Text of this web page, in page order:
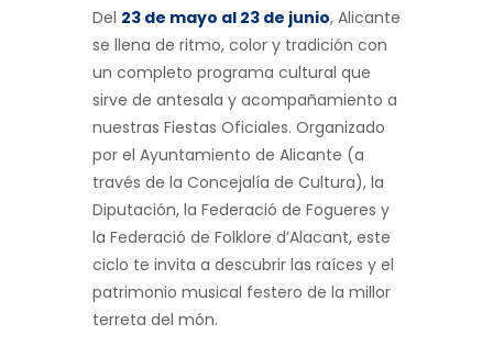
Del 23 de mayo al 23 de junio, Alicante
se llena de ritmo, color y tradición con
un completo programa cultural que
sirve de antesala y acompañamiento a
nuestras Fiestas Oficiales. Organizado
por el Ayuntamiento de Alicante (a
través de la Concejalía de Cultura), la
Diputación, la Federació de Fogueres y
la Federació de Folklore d’Alacant, este
ciclo te invita a descubrir las raíces y el
patrimonio musical festero de la millor
terreta del món.